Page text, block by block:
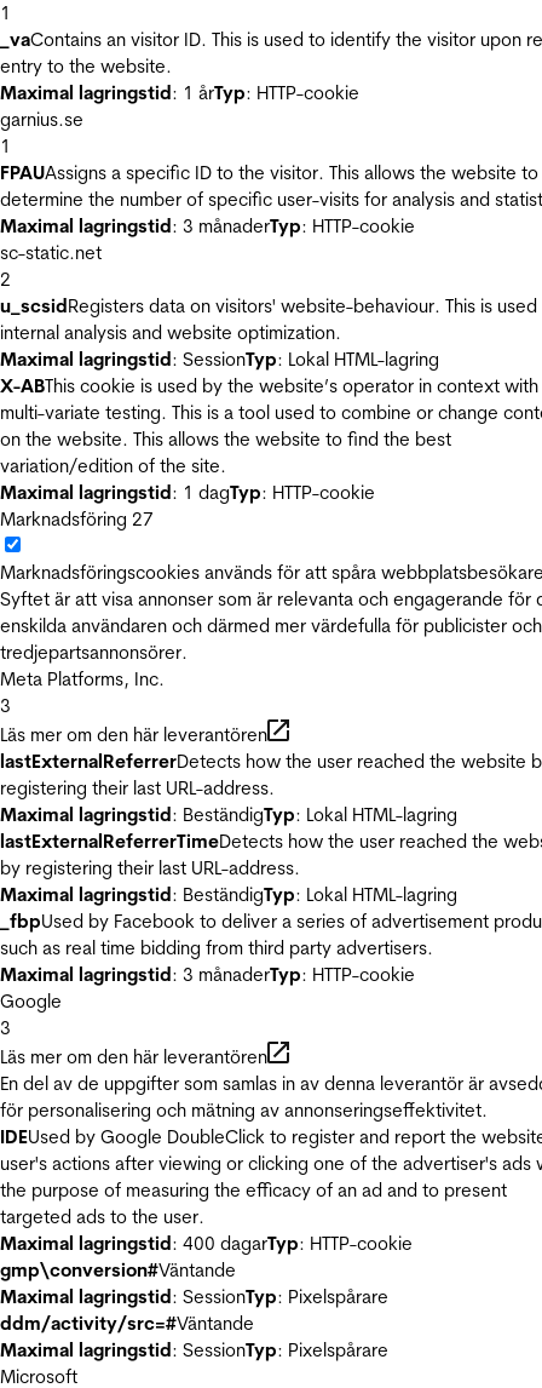
1
_vaContains an visitor ID. This is used to identify the visitor upon
entry to the website.
Maximal lagringstid: 1 årTyp: HTTP-cookie
garnius.se
1
FPAUAssigns a specific ID to the visitor. This allows the website to
determine the number of specific user-visits for analysis and
Maximal lagringstid: 3 månaderTyp: HTTP-cookie
sc-static.net
2
u_scsidRegisters data on visitors' website-behaviour. This is
internal analysis and website optimization.
Maximal lagringstid: SessionTyp: Lokal HTML-lagring
X-ABThis cookie is used by the website’s operator in context with
multi-variate testing. This is a tool used to combine or change
on the website. This allows the website to find the best
variation/edition of the site.
Maximal lagringstid: 1 dagTyp: HTTP-cookie
Marknadsföring 27
Marknadsföringscookies används för att spåra
Syftet är att visa annonser som är relevanta och engagerande för
enskilda användaren och därmed mer värdefulla för publicister och
tredjepartsannonsörer.
Meta Platforms, Inc.
3
Läs mer om den här leverantören
lastExternalReferrerDetects how the user reached the website
registering their last URL-address.
Maximal lagringstid: BeständigTyp: Lokal HTML-lagring
lastExternalReferrerTimeDetects how the user reached the
by registering their last URL-address.
Maximal lagringstid: BeständigTyp: Lokal HTML-lagring
_fbpUsed by Facebook to deliver a series of advertisement
such as real time bidding from third party advertisers.
Maximal lagringstid: 3 månaderTyp: HTTP-cookie
Google
3
Läs mer om den här leverantören
En del av de uppgifter som samlas in av denna leverantör är
för personalisering och mätning av annonseringseffektivitet.
IDEUsed by Google DoubleClick to register and report the
user's actions after viewing or clicking one of the advertiser's ads
the purpose of measuring the efficacy of an ad and to present
targeted ads to the user.
Maximal lagringstid: 400 dagarTyp: HTTP-cookie
gmp\conversion#Väntande
Maximal lagringstid: SessionTyp: Pixelspårare
ddm/activity/src=#Väntande
Maximal lagringstid: SessionTyp: Pixelspårare
Microsoft